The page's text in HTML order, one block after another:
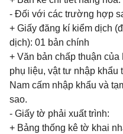
- Đối với các trường hợp
+ Giấy đăng kí kiểm dịch
dịch): 01 bản chính
+ Văn bản chấp thuận
phụ liệu, vật tư nhập
Nam cấm nhập khẩu và
sao.
- Giấy tờ phải xuất trình:
+ Bảng thống kê tờ khai